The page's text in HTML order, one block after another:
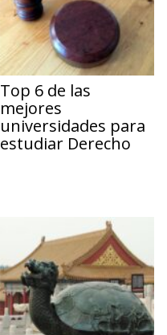
Top 6 de las
mejores
universidades para
estudiar Derecho